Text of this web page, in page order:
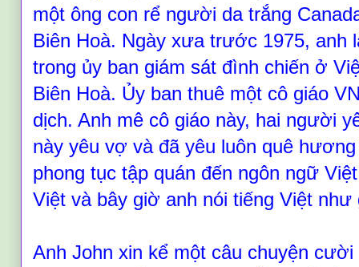
một ông con rể người da trắng
Biên Hoà. Ngày xưa trước 1975, anh
trong ủy ban giám sát đình chiến ở
Biên Hoà. Ủy ban thuê một cô giáo
dịch. Anh mê cô giáo này, hai người
này yêu vợ và đã yêu luôn quê
phong tục tập quán đến ngôn ngữ V
Việt và bây giờ anh nói tiếng Việt như
Anh John xin kể một câu chuyện